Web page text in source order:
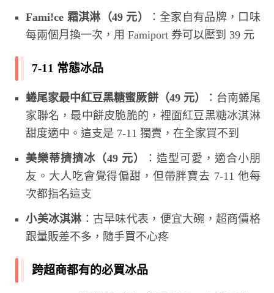
Fami!ce 霜淇淋（49 元）
：全家自有品牌，口味
每兩個月換一次，用 Famiport 券可以壓到 39 元
7-11 常態冰品
蜷尾家最中紅豆黑糖蜜厥餅（49 元）
：台南蜷尾
家聯名，最中餅皮脆脆的，裡面紅豆黑糖冰淇淋
甜度適中。這支是 7-11 獨賣，在全家買不到
美樂蒂擠擠冰（49 元）
：造型可愛，適合小朋
友。大人吃會覺得偏甜，但帶胖寶去 7-11 他每
次都指名這支
小美冰淇淋：古早味代表，便宜大碗，超商價格
跟量販差不多，隨手買不心疼
跨超商都有的必買冰品